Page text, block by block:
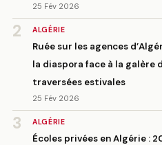
25 Fév 2026
2 ALGÉRIE
Ruée sur les agences
la diaspora face à la galère
traversées estivales
25 Fév 2026
3 ALGÉRIE
Écoles privées en Algérie :